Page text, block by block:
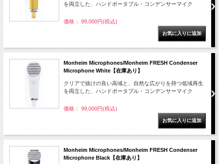
を両立した、ハンドポータブル・コンデンサーマイク
価格： 99,000円(税込)
Monheim Microphones/Monheim FRESH Condenser
Microphone White【在庫あり】
クリアで抜けの良い高域と、自然な広がりを持つ低域再生
を両立した、ハンドポータブル・コンデンサーマイク
価格： 99,000円(税込)
Monheim Microphones/Monheim FRESH Condenser
Microphone Black【在庫あり】